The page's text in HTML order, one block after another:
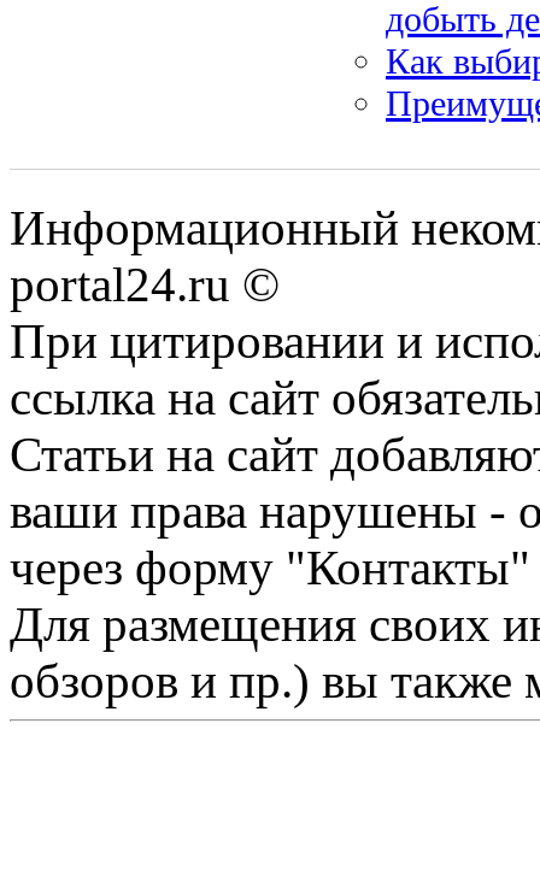
добыть
Как
Информационный
portal24.ru ©
При цитировании и
ссылка на сайт
Статьи на сайт
ваши права нарушены -
через форму "Контакты"
Для размещения своих
обзоров и пр.) вы также